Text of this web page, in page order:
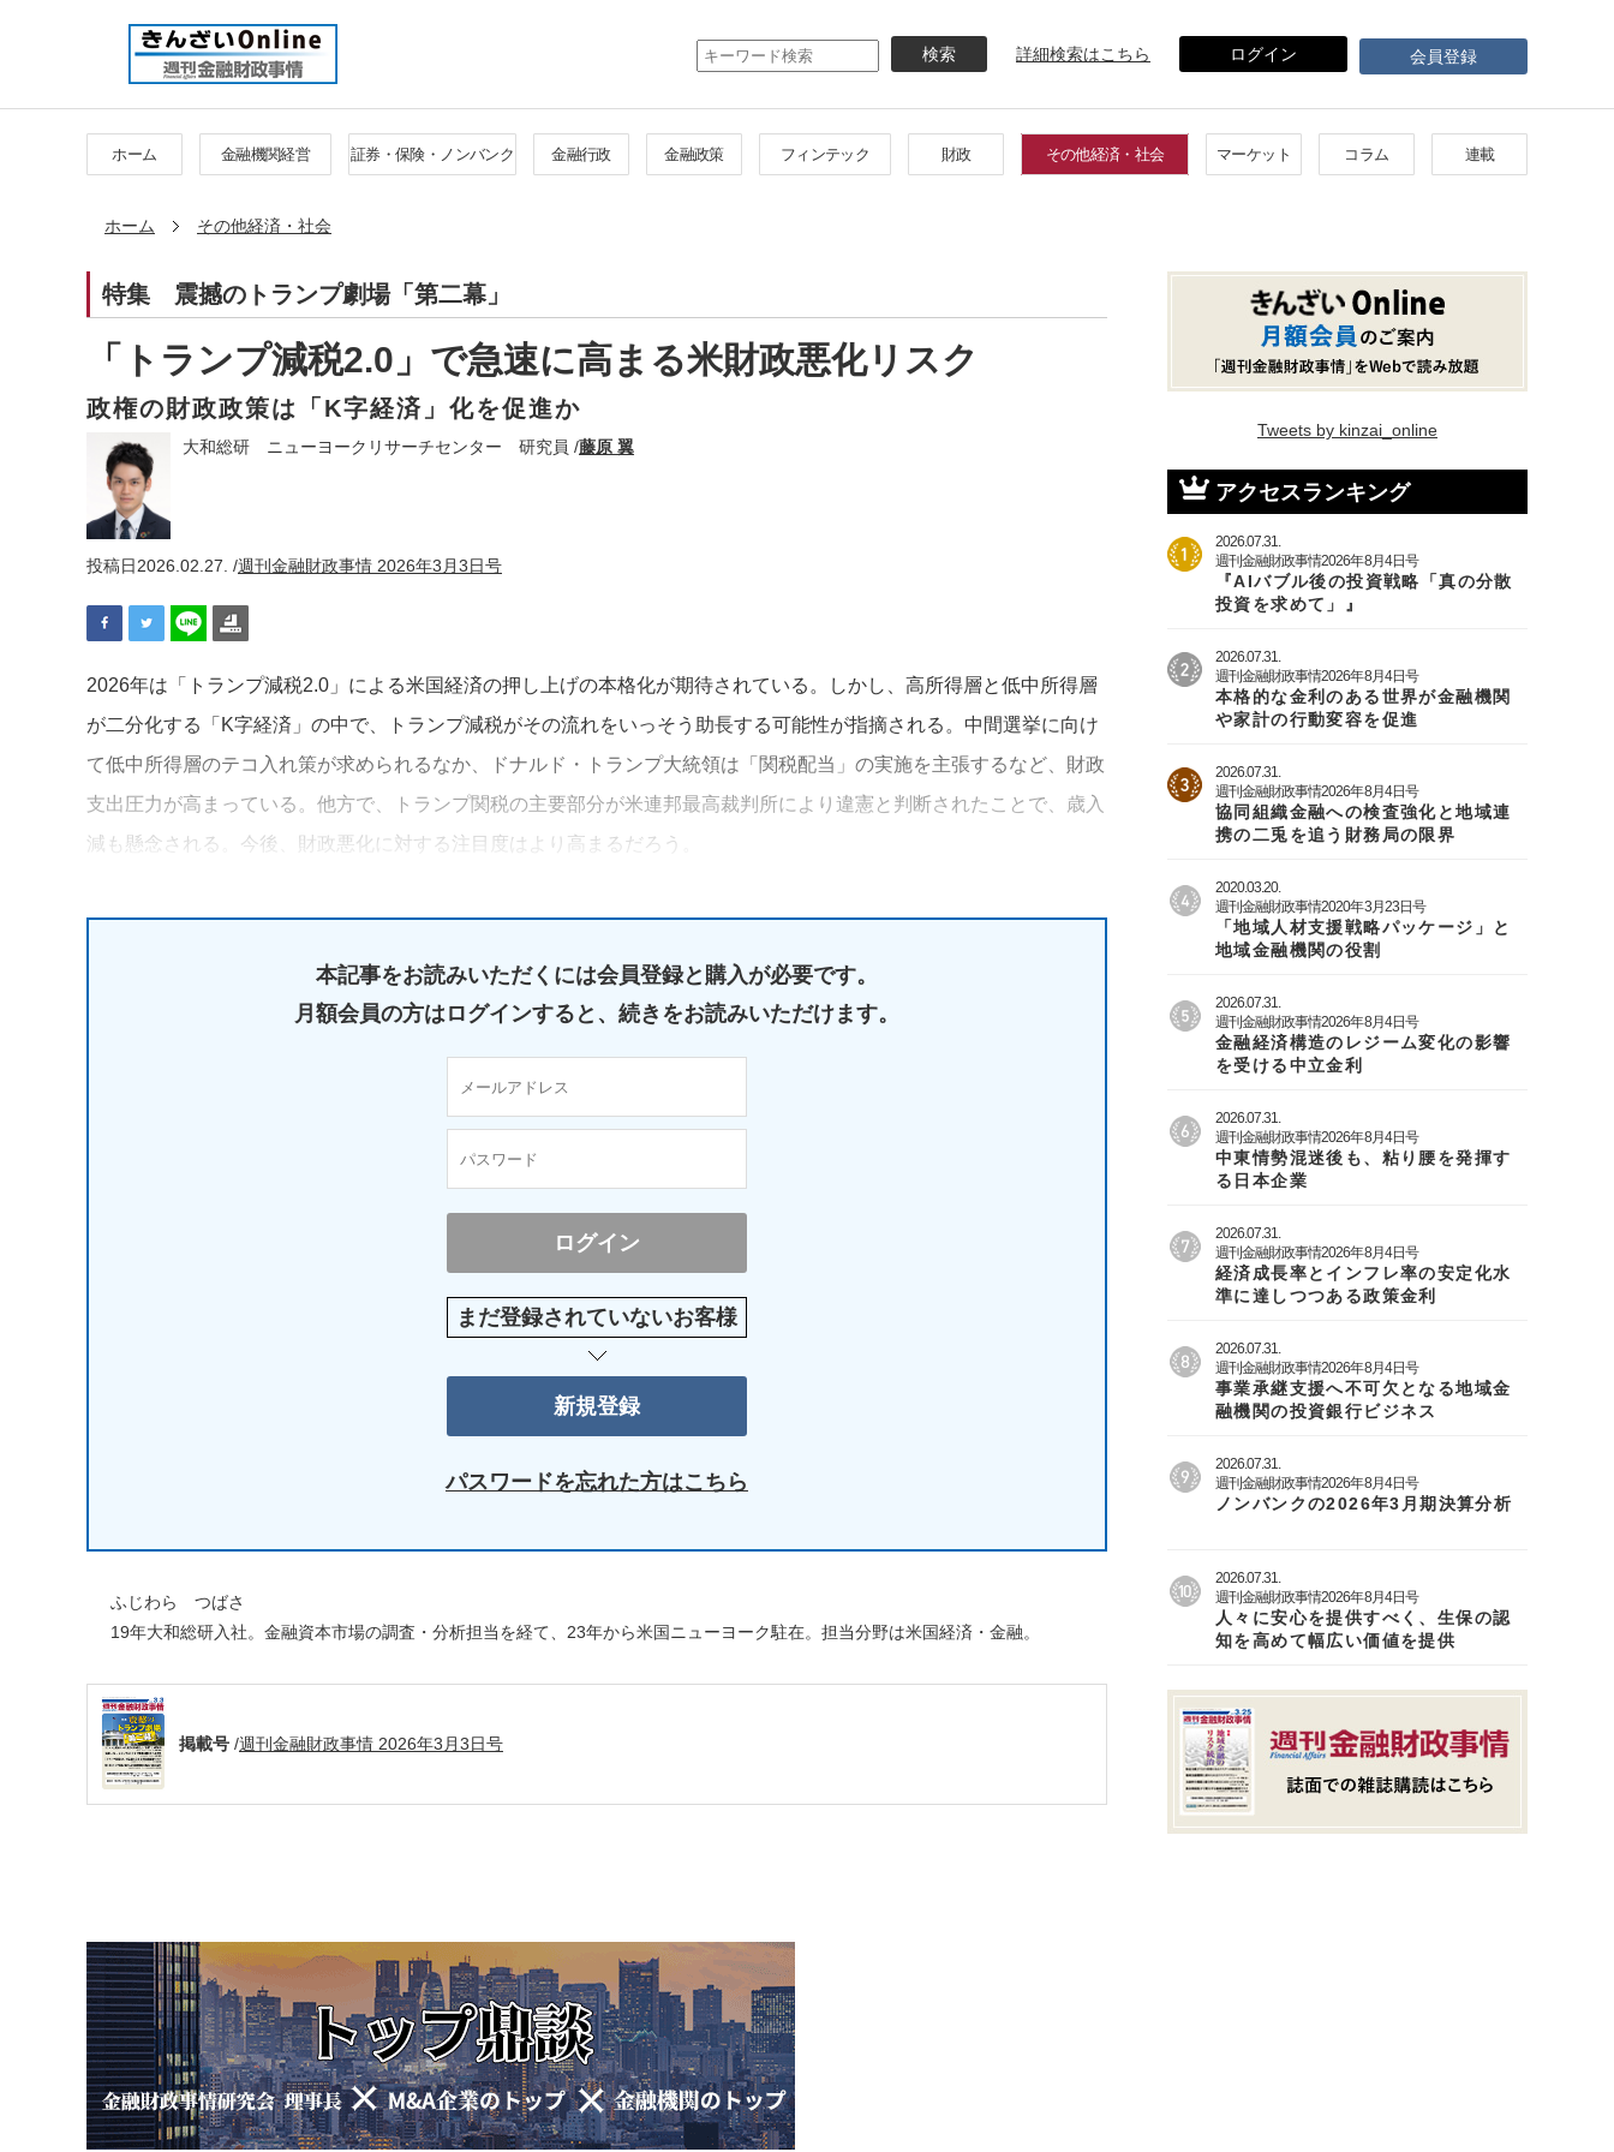
イ
ン
テ
ン
詳細検索はこちら ログイン 会員登録
ホーム 金融機関経営 証券・保険・ノンバンク 金融行政 金融政策 フィンテック 財政 その他経済・社会 マーケット コラム 連載
ホーム その他経済・社会
特集 震撼のトランプ劇場「第二幕」
「トランプ減税2.0」で急速に高まる米財政悪化リスク
政権の財政政策は「K字経済」化を促進か
大和総研 ニューヨークリサーチセンター 研究員 /藤原 翼
投稿日2026.02.27. /週刊金融財政事情 2026年3月3日号
2026年は「トランプ減税2.0」による米国経済の押し上げの本格化が期待されている。しかし、高所得層と低中所得層
が二分化する「K字経済」の中で、トランプ減税がその流れをいっそう助長する可能性が指摘される。中間選挙に向け
て低中所得層のテコ入れ策が求められるなか、ドナルド・トランプ大統領は「関税配当」の実施を主張するなど、財政
支出圧力が高まっている。他方で、トランプ関税の主要部分が米連邦最高裁判所により違憲と判断されたことで、歳入
減も懸念される。今後、財政悪化に対する注目度はより高まるだろう。
本記事をお読みいただくには会員登録と購入が必要です。
月額会員の方はログインすると、 続きをお読みいただけます。
まだ登録されていないお客様
パスワードを忘れた方はこちら
ふじわら つばさ
19年大和総研入社。金融資本市場の調査・分析担当を経て、23年から米国ニューヨーク駐在。担当分野は米国経済・金融。
掲載号 /週刊金融財政事情 2026年3月3日号
Tweets by kinzai_online
アクセスランキング
2026.07.31.
週刊金融財政事情2026年8月4日号
『AIバブル後の投資戦略「真の分散
投資を求めて」』
2026.07.31.
週刊金融財政事情2026年8月4日号
本格的な金利のある世界が金融機関
や家計の行動変容を促進
2026.07.31.
週刊金融財政事情2026年8月4日号
協同組織金融への検査強化と地域連
携の二兎を追う財務局の限界
2020.03.20.
週刊金融財政事情2020年3月23日号
「地域人材支援戦略パッケージ」と
地域金融機関の役割
2026.07.31.
週刊金融財政事情2026年8月4日号
金融経済構造のレジーム変化の影響
を受ける中立金利
2026.07.31.
週刊金融財政事情2026年8月4日号
中東情勢混迷後も、粘り腰を発揮す
る日本企業
2026.07.31.
週刊金融財政事情2026年8月4日号
経済成長率とインフレ率の安定化水
準に達しつつある政策金利
2026.07.31.
週刊金融財政事情2026年8月4日号
事業承継支援へ不可欠となる地域金
融機関の投資銀行ビジネス
2026.07.31.
週刊金融財政事情2026年8月4日号
ノンバンクの2026年3月期決算分析
2026.07.31.
週刊金融財政事情2026年8月4日号
人々に安心を提供すべく、生保の認
知を高めて幅広い価値を提供